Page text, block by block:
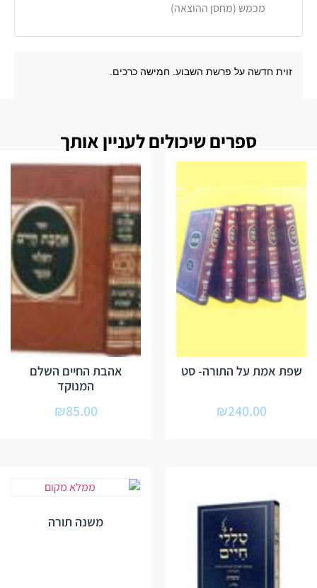
מכמש (מחסן ההוצאה)
זוית חדשה על פרשת השבוע. חמישה כרכים.
ספרים שיכולים לעניין אותך
שפת אמת על התורה- סט
₪240.00
אהבת החיים השלם
המנוקד
₪85.00
משנה תורה